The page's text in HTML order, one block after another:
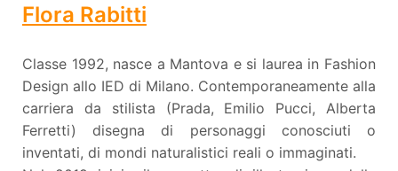
Flora Rabitti
Classe 1992, nasce a Mantova e si laurea in Fashion
Design allo IED di Milano. Contemporaneamente alla
carriera da stilista (Prada, Emilio Pucci, Alberta
Ferretti) disegna di personaggi conosciuti o
inventati, di mondi naturalistici reali o immaginati.